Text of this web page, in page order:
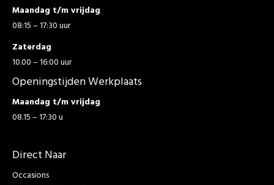
Maandag t/m vrijdag
08:15 – 17:30 uur
Zaterdag
10.00 – 16:00 uur
Openingstijden Werkplaats
Maandag t/m vrijdag
08.15 – 17:30 u
Direct Naar
Occasions